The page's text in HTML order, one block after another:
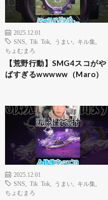
2025.12.01
SNS
Tik Tok うまい キル集
ちょむまろ
【荒野行動】SMG4スコがや
ばすぎるwwwww（Maro）
2025.12.01
SNS
Tik Tok うまい キル集
ちょむまろ